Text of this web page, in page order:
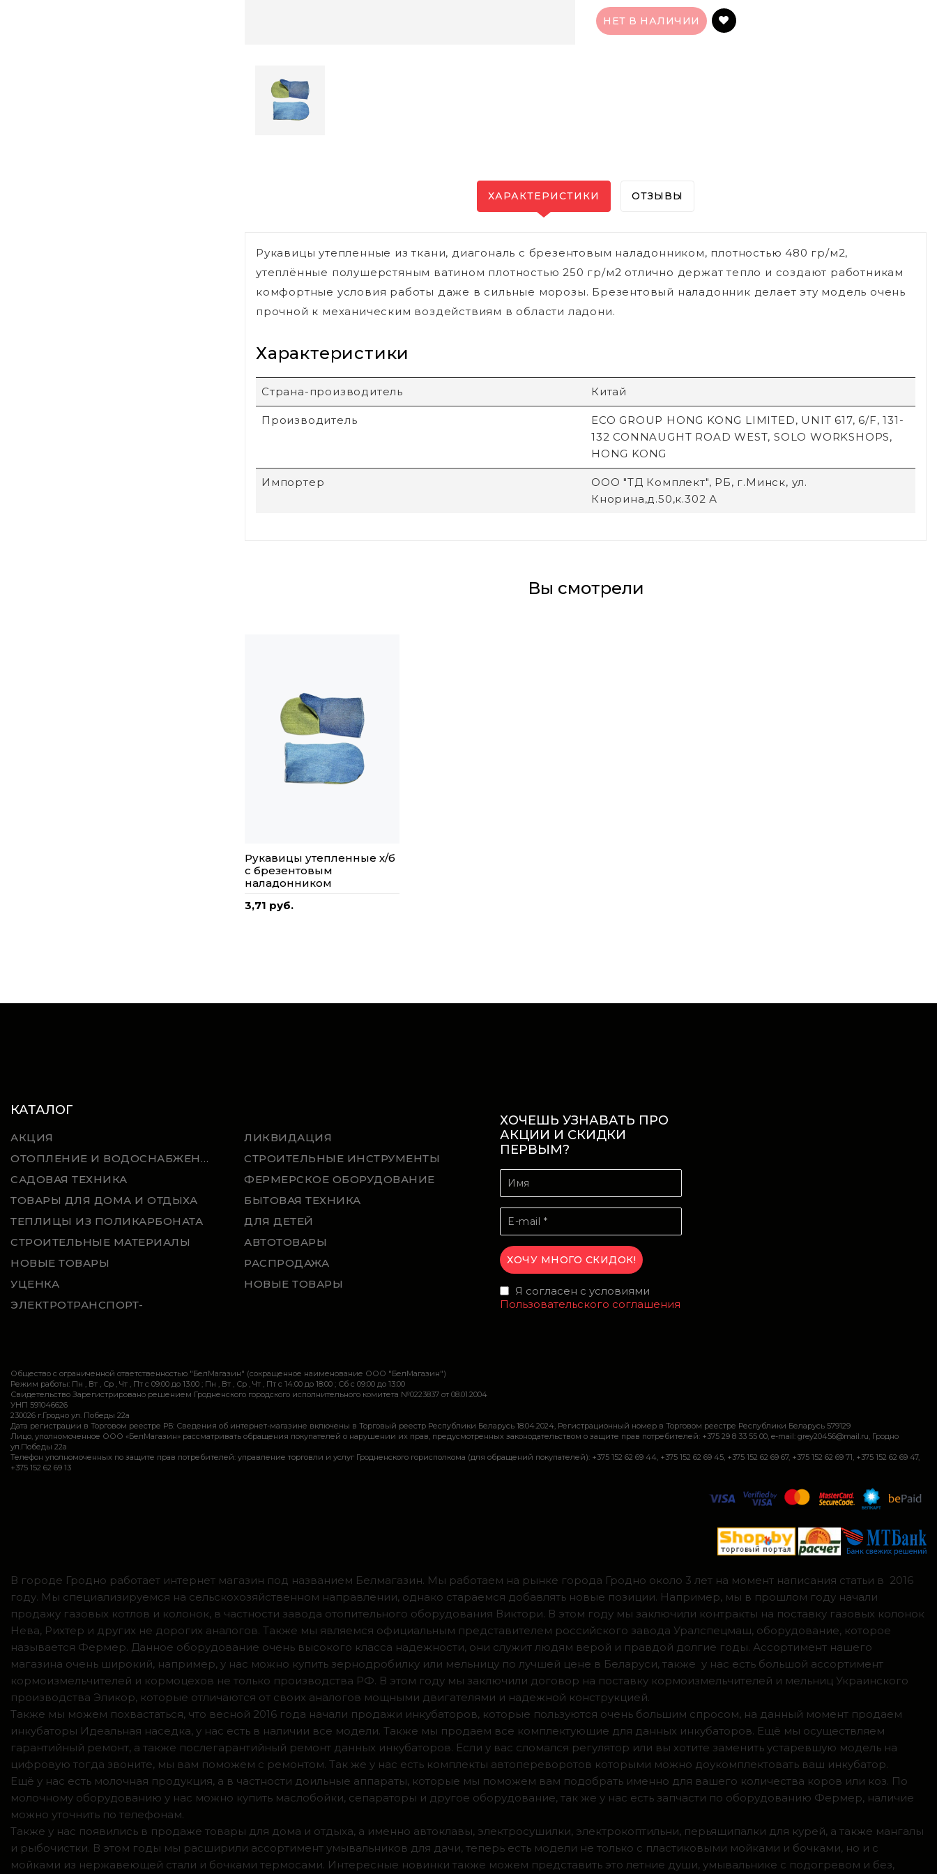
НЕТ В НАЛИЧИИ
ХАРАКТЕРИСТИКИ ОТЗЫВЫ
Рукавицы утепленные из ткани, диагональ с брезентовым наладонником, плотностью 480 гр/м2,
утеплённые полушерстяным ватином плотностью 250 гр/м2 отлично держат тепло и создают работникам
комфортные условия работы даже в сильные морозы. Брезентовый наладонник делает эту модель очень
прочной к механическим воздействиям в области ладони.
Характеристики
Страна-производитель Китай
Производитель
ECO GROUP HONG KONG LIMITED, UNIT 617, 6/F, 131-
132 CONNAUGHT ROAD WEST, SOLO WORKSHOPS,
HONG KONG
Импортер
ООО "ТД Комплект", РБ, г.Минск, ул.
Кнорина,д.50,к.302 А
Вы смотрели
Рукавицы утепленные х/б
с брезентовым
наладонником
3,71 руб.
КАТАЛОГ
АКЦИЯ
ЛИКВИДАЦИЯ
ОТОПЛЕНИЕ И ВОДОСНАБЖЕНИЕ
СТРОИТЕЛЬНЫЕ ИНСТРУМЕНТЫ
САДОВАЯ ТЕХНИКА
ФЕРМЕРСКОЕ ОБОРУДОВАНИЕ
ТОВАРЫ ДЛЯ ДОМА И ОТДЫХА
БЫТОВАЯ ТЕХНИКА
ТЕПЛИЦЫ ИЗ ПОЛИКАРБОНАТА
ДЛЯ ДЕТЕЙ
СТРОИТЕЛЬНЫЕ МАТЕРИАЛЫ
АВТОТОВАРЫ
НОВЫЕ ТОВАРЫ
РАСПРОДАЖА
УЦЕНКА
НОВЫЕ ТОВАРЫ
ЭЛЕКТРОТРАНСПОРТ-
ХОЧЕШЬ УЗНАВАТЬ ПРО
АКЦИИ И СКИДКИ
ПЕРВЫМ?
Я согласен с условиями
Пользовательского соглашения
Общество с ограниченной ответственностью "БелМагазин" (сокращенное наименование ООО "БелМагазин")
Режим работы: Пн , Вт , Ср , Чт , Пт c 09:00 до 13:00 ; Пн , Вт , Ср , Чт , Пт c 14:00 до 18:00 ; Сб c 09:00 до 13:00
Свидетельство Зарегистрировано решением Гродненского городского исполнительного комитета №0223837 от 08.01.2004
УНП 591046626
230026 г.Гродно ул. Победы 22а
Дата регистрации в Торговом реестре РБ: Сведения об интернет-магазине включены в Торговый реестр Республики Беларусь 18.04.2024, Регистрационный номер в Торговом реестре Республики Беларусь 579129
Лицо, уполномоченное ООО «БелМагазин» рассматривать обращения покупателей о нарушении их прав, предусмотренных законодательством о защите прав потребителей: +375 29 8 33 55 00, e-mail: grey20456@mail.ru, Гродно
ул.Победы 22а
Телефон уполномоченных по защите прав потребителей: управление торговли и услуг Гродненского горисполкома (для обращений покупателей): +375 152 62 69 44, +375 152 62 69 45, +375 152 62 69 67, +375 152 62 69 71, +375 152 62 69 47,
+375 152 62 69 13
В городе Гродно работает интернет магазин под названием Белмагазин. Мы работаем на рынке города Гродно около 3 лет на момент написания статьи в 2016
году. Мы специализируемся на сельскохозяйственном направлении, однако стараемся добавлять новые позиции. Например, мы в прошлом году начали
продажу газовых котлов и колонок, в частности завода отопительного оборудования Виктори. В этом году мы заключили контракты на поставку газовых колонок
Нева, Рихтер и других не дорогих аналогов. Также мы являемся официальным представителем российского завода Уралспецмаш, оборудование, которое
называется Фермер. Данное оборудование очень высокого класса надежности, они служит людям верой и правдой долгие годы. Ассортимент нашего
магазина очень широкий, например, у нас можно купить зернодробилку или мельницу по лучшей цене в Беларуси, также у нас есть большой ассортимент
кормоизмельчителей и кормоцехов не только производства РФ. В этом году мы заключили договор на поставку кормоизмельчителей и мельниц Украинского
производства Эликор, которые отличаются от своих аналогов мощными двигателями и надежной конструкцией.
Также мы можем похвастаться, что весной 2016 года начали продажи инкубаторов, которые пользуются очень большим спросом, на данный момент продаем
инкубаторы Идеальная наседка, у нас есть в наличии все модели. Также мы продаем все комплектующие для данных инкубаторов. Ещё мы осуществляем
гарантийный ремонт, а также послегарантийный ремонт данных инкубаторов. Если у вас сломался регулятор или вы хотите заменить устаревшую модель на
цифровую тогда звоните, мы вам поможем с ремонтом. Так же у нас есть комплекты автопереворотов которыми можно доукомплектовать ваш инкубатор.
Ещё у нас есть молочная продукция, а в частности доильные аппараты, которые мы поможем вам подобрать именно для вашего количества коров или коз. По
молочному оборудованию у нас можно купить маслобойки, сепараторы и другое оборудование, так же у нас есть запчасти по оборудованию Фермер, наличие
можно уточнить по телефонам.
Также у нас появились в продаже товары для дома и отдыха, а именно автоклавы, электросушилки, электрокоптильни, перьящипалки для курей, а также мангалы
и рыбочистки. В этом годы мы расширили ассортимент умывальников для дачи, теперь есть модели не только с пластиковыми мойками и бочками, но и с
мойками из нержавеющей стали и бочками термосами. Интересные новинки также можем представить это летние души, умывальнике с подогревом и без,